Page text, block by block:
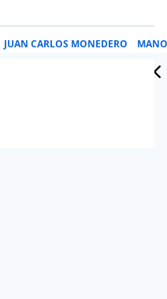
JUAN CARLOS MONEDERO